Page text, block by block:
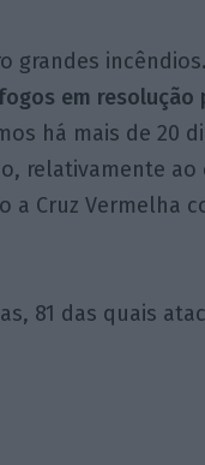
grandes
em resolução
há mais de 20
relativamente ao
Cruz Vermelha
81 das quais